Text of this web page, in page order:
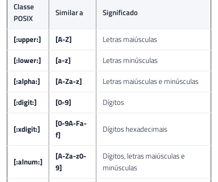
Classe
POSIX
Similar a Significado
[:upper:] [A-Z]
Letras maiúsculas
[:lower:]
[a-z]
Letras minúsculas
[:alpha:]
[A-Za-z]
Letras maiúsculas e minúsculas
[:digit:]
[0-9] Dígitos
[:xdigit:]
[0-9A-Fa-
f]
Dígitos hexadecimais
[:alnum:]
[A-Za-z0-
9]
Dígitos, letras maiúsculas e
minúsculas